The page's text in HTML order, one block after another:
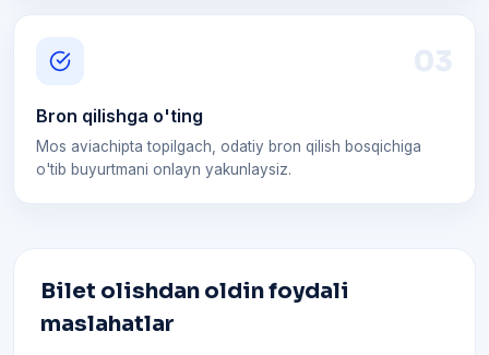
03
Bron qilishga o'ting
Mos aviachipta topilgach, odatiy bron qilish bosqichiga
o'tib buyurtmani onlayn yakunlaysiz.
Bilet olishdan oldin foydali
maslahatlar